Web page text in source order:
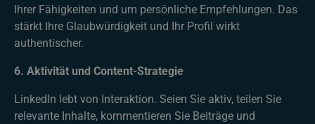
Ihrer Fähigkeiten und um persönliche Empfehlungen. Das
stärkt Ihre Glaubwürdigkeit und Ihr Profil wirkt
authentischer.
6. Aktivität und Content-Strategie
LinkedIn lebt von Interaktion. Seien Sie aktiv, teilen Sie
relevante Inhalte, kommentieren Sie Beiträge und